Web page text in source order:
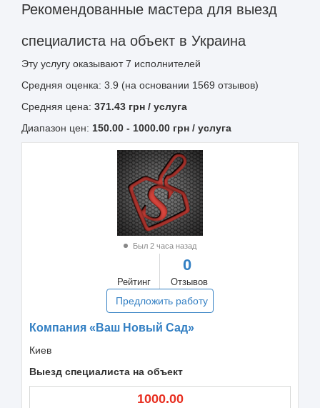
Рекомендованные мастера для выезд
специалиста на объект в Украина
Эту услугу оказывают7 исполнителей
Средняя оценка: 3.9 (на основании 1569 отзывов)
Средняя цена: 371.43 грн / услуга
Диапазон цен: 150.00 - 1000.00 грн / услуга
Был 2 часа назад
Рейтинг
0
Отзывов
Предложить работу
Компания «Ваш Новый Сад»
Киев
Выезд специалиста на объект
1000.00